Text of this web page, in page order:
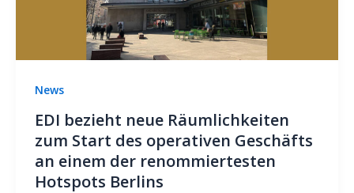
News
EDI bezieht neue Räumlichkeiten
zum Start des operativen Geschäfts
an einem der renommiertesten
Hotspots Berlins